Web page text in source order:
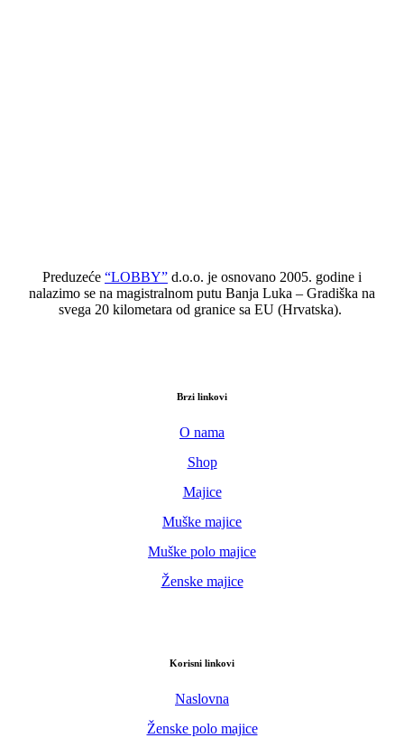
Preduzeće “LOBBY” d.o.o. je osnovano 2005. godine i
nalazimo se na magistralnom putu Banja Luka – Gradiška na
svega 20 kilometara od granice sa EU (Hrvatska).
Brzi linkovi
O nama
Shop
Majice
Muške majice
Muške polo majice
Ženske majice
Korisni linkovi
Naslovna
Ženske polo majice